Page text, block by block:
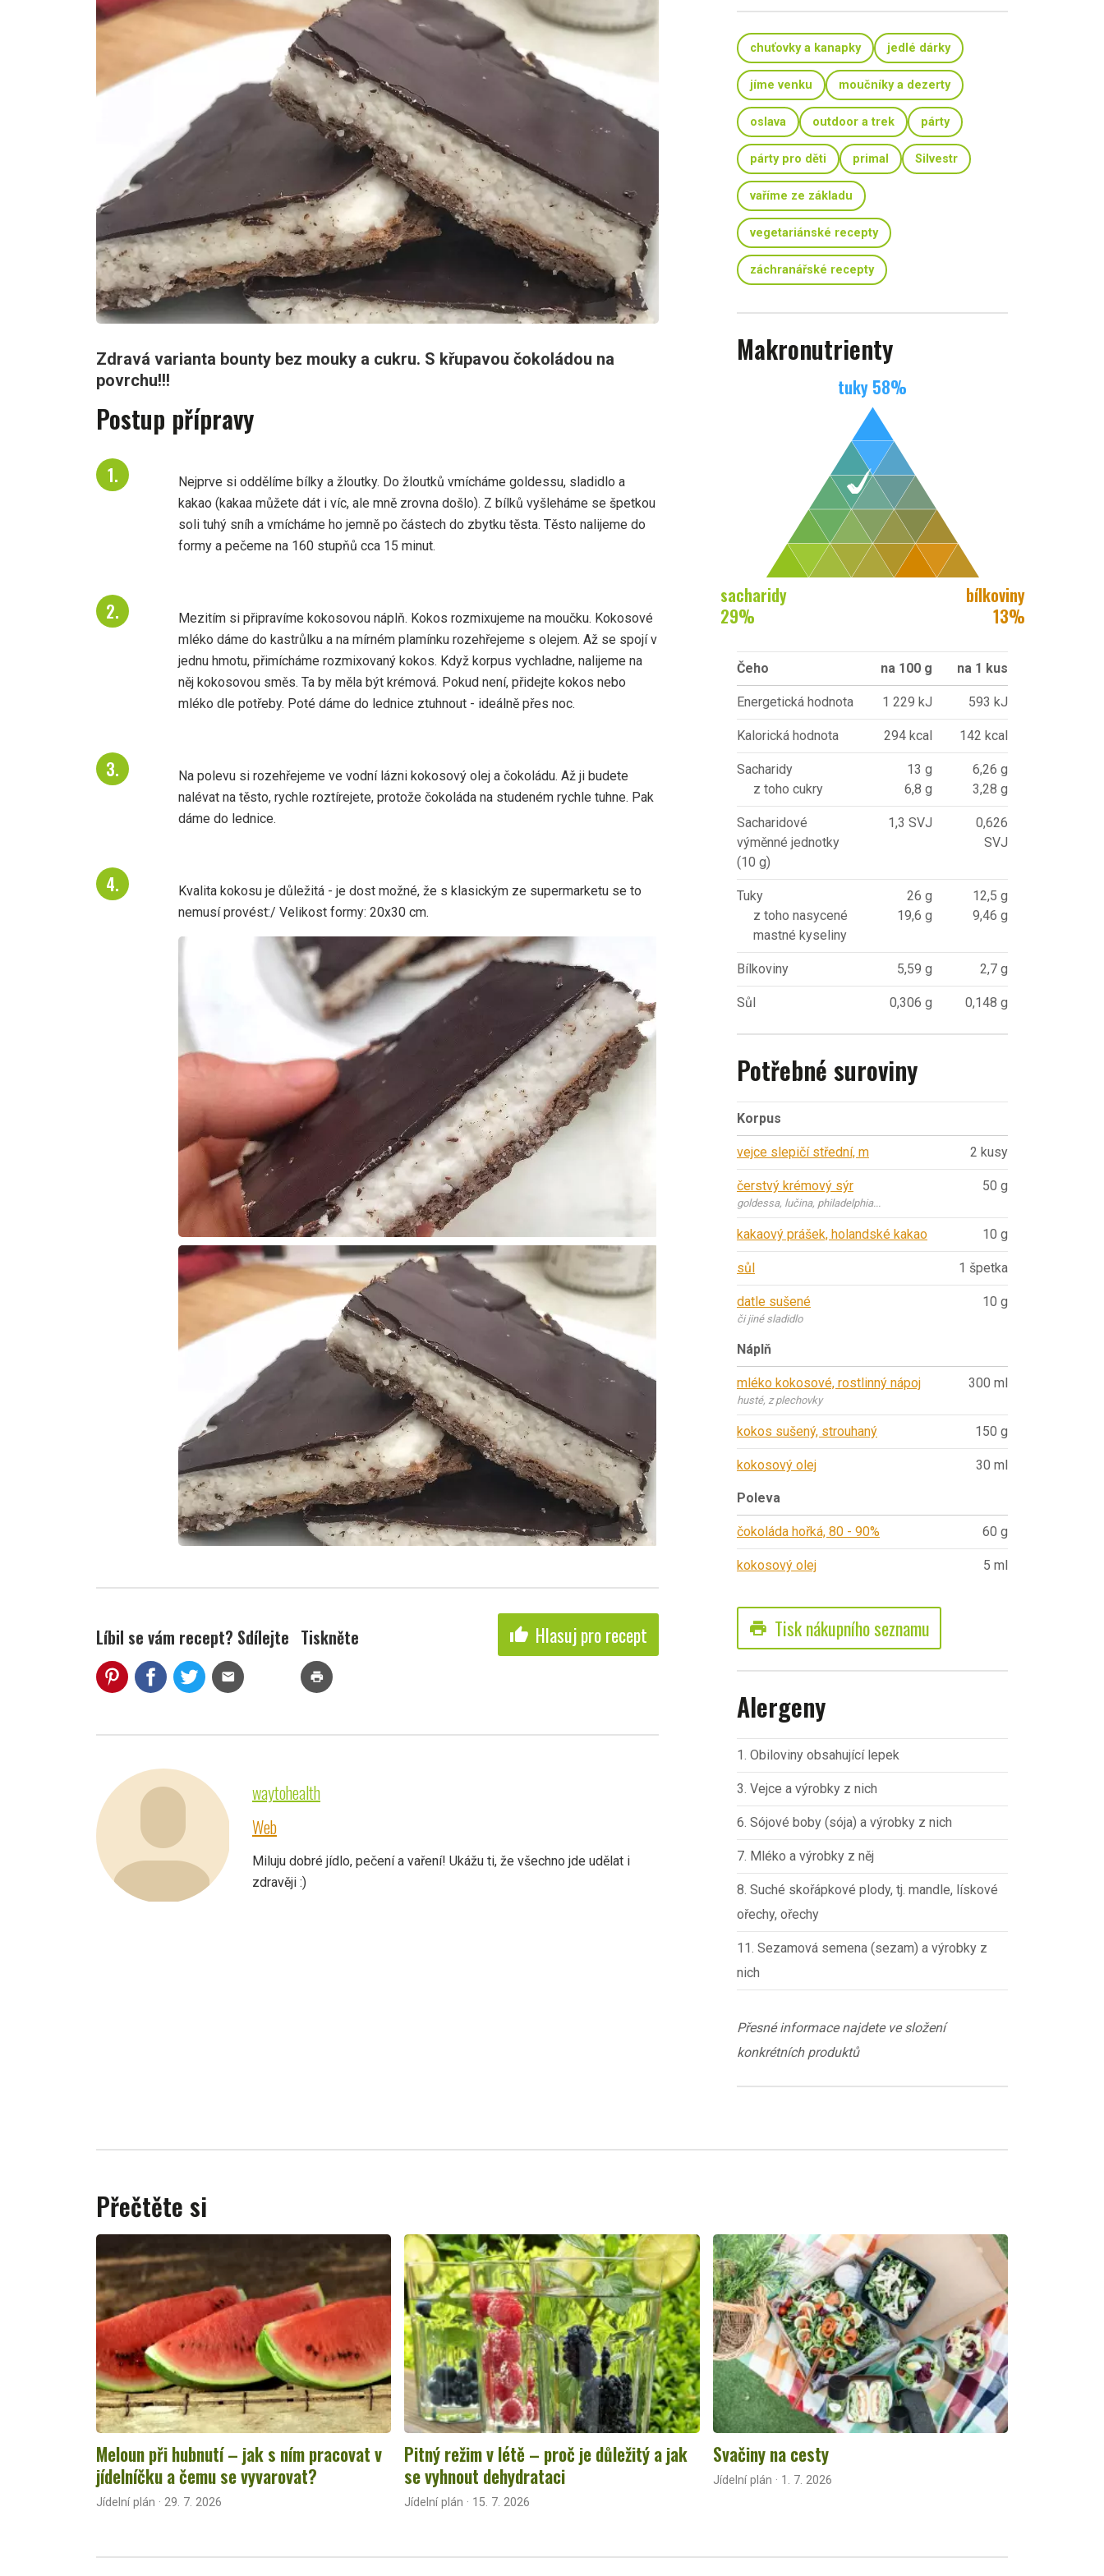
Zdravá varianta bounty bez mouky a cukru. S křupavou čokoládou na
povrchu!!!
Postup přípravy
Nejprve si oddělíme bílky a žloutky. Do žloutků vmícháme goldessu, sladidlo a
kakao (kakaa můžete dát i víc, ale mně zrovna došlo). Z bílků vyšleháme se špetkou
soli tuhý sníh a vmícháme ho jemně po částech do zbytku těsta. Těsto nalijeme do
formy a pečeme na 160 stupňů cca 15 minut.
Mezitím si připravíme kokosovou náplň. Kokos rozmixujeme na moučku. Kokosové
mléko dáme do kastrůlku a na mírném plamínku rozehřejeme s olejem. Až se spojí v
jednu hmotu, přimícháme rozmixovaný kokos. Když korpus vychladne, nalijeme na
něj kokosovou směs. Ta by měla být krémová. Pokud není, přidejte kokos nebo
mléko dle potřeby. Poté dáme do lednice ztuhnout - ideálně přes noc.
Na polevu si rozehřejeme ve vodní lázni kokosový olej a čokoládu. Až ji budete
nalévat na těsto, rychle roztírejete, protože čokoláda na studeném rychle tuhne. Pak
dáme do lednice.
Kvalita kokosu je důležitá - je dost možné, že s klasickým ze supermarketu se to
nemusí provést:/ Velikost formy: 20x30 cm.
Líbil se vám recept? Sdílejte
mail
Tiskněte
print
thumb_up Hlasuj pro recept
waytohealth
Web
Miluju dobré jídlo, pečení a vaření! Ukážu ti, že všechno jde udělat i
zdravěji :)
chuťovky a kanapky jedlé dárky
jíme venku moučníky a dezerty
oslava outdoor a trek párty
párty pro děti primal Silvestr
vaříme ze základu
vegetariánské recepty
záchranářské recepty
Makronutrienty
tuky 58%
sacharidy
29%
bílkoviny
13%
Čeho na 100 g na 1 kus
Energetická hodnota 1 229 kJ 593 kJ
Kalorická hodnota 294 kcal 142 kcal
Sacharidy
z toho cukry
13 g
6,8 g
6,26 g
3,28 g
Sacharidové
výměnné jednotky
(10 g)
1,3 SVJ
0,626
SVJ
Tuky
z toho nasycené
mastné kyseliny
26 g
19,6 g
12,5 g
9,46 g
Bílkoviny 5,59 g 2,7 g
Sůl 0,306 g 0,148 g
Potřebné suroviny
Korpus
vejce slepičí střední, m 2 kusy
čerstvý krémový sýr
goldessa, lučina, philadelphia...
50 g
kakaový prášek, holandské kakao 10 g
sůl 1 špetka
datle sušené
či jiné sladidlo
10 g
Náplň
mléko kokosové, rostlinný nápoj
husté, z plechovky
300 ml
kokos sušený, strouhaný 150 g
kokosový olej 30 ml
Poleva
čokoláda hořká, 80 - 90% 60 g
kokosový olej 5 ml
print Tisk nákupního seznamu
Alergeny
1. Obiloviny obsahující lepek
3. Vejce a výrobky z nich
6. Sójové boby (sója) a výrobky z nich
7. Mléko a výrobky z něj
8. Suché skořápkové plody, tj. mandle, lískové
ořechy, ořechy
11. Sezamová semena (sezam) a výrobky z
nich
Přesné informace najdete ve složení
konkrétních produktů
Přečtěte si
Meloun při hubnutí – jak s ním pracovat v
jídelníčku a čemu se vyvarovat?
Jídelní plán · 29. 7. 2026
Pitný režim v létě – proč je důležitý a jak
se vyhnout dehydrataci
Jídelní plán · 15. 7. 2026
Svačiny na cesty
Jídelní plán · 1. 7. 2026